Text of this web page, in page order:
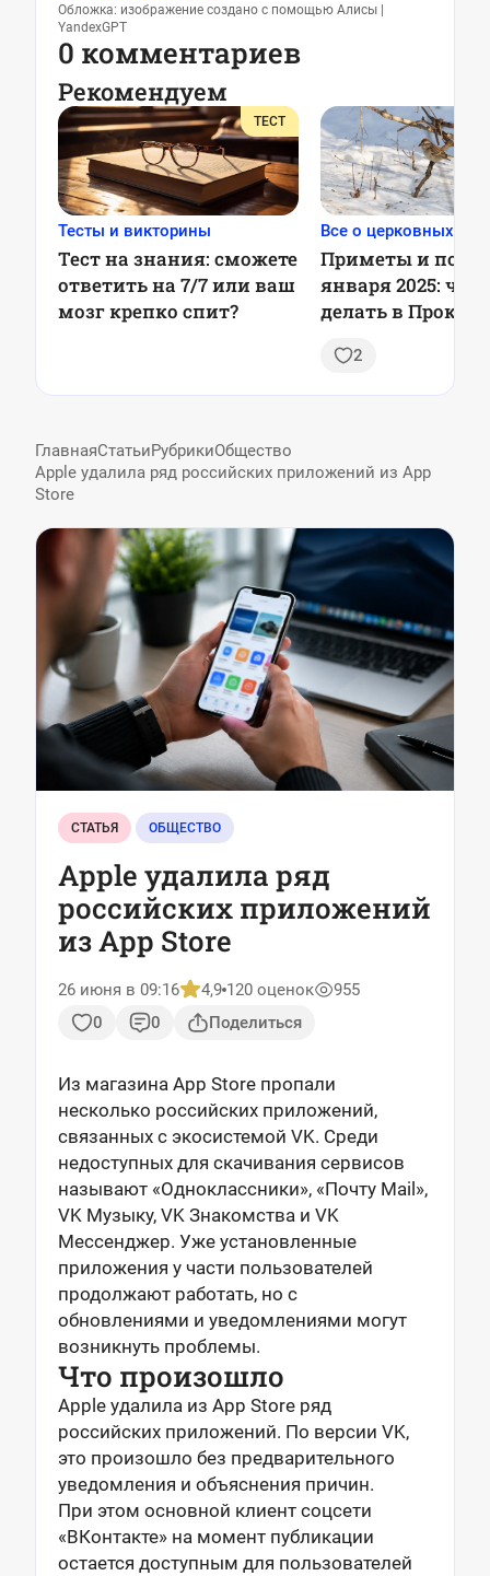
Обложка: изображение создано с помощью Алисы |
YandexGPT
0 комментариев
Рекомендуем
ТЕСТ
Тесты и викторины
Тест на знания: сможете
ответить на 7/7 или ваш
мозг крепко спит?
Все о церковных
Приметы и
января 2025: что
делать в
2
ГлавнаяСтатьиРубрикиОбщество
Apple удалила ряд российских приложений из App
Store
СТАТЬЯ ОБЩЕСТВО
Apple удалила ряд
российских приложений
из App Store
26 июня в 09:16 4,9 120 оценок
955
0
0 Поделиться
Из магазина App Store пропали
несколько российских приложений,
связанных с экосистемой VK. Среди
недоступных для скачивания сервисов
называют «Одноклассники», «Почту Mail»,
VK Музыку, VK Знакомства и VK
Мессенджер. Уже установленные
приложения у части пользователей
продолжают работать, но с
обновлениями и уведомлениями могут
возникнуть проблемы.
Что произошло
Apple удалила из App Store ряд
российских приложений. По версии VK,
это произошло без предварительного
уведомления и объяснения причин.
При этом основной клиент соцсети
«ВКонтакте» на момент публикации
остается доступным для пользователей